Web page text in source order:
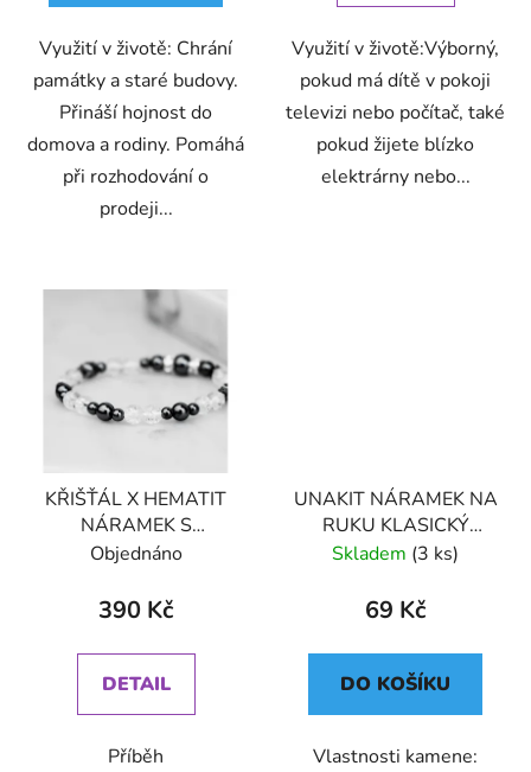
Využití v životě: Chrání
památky a staré budovy.
Přináší hojnost do
domova a rodiny. Pomáhá
při rozhodování o
prodeji...
Využití v životě:Výborný,
pokud má dítě v pokoji
televizi nebo počítač, také
pokud žijete blízko
elektrárny nebo...
KŘIŠŤÁL X HEMATIT
NÁRAMEK S
DEKORACÍ (UNISEX) 6
Objednáno
390 Kč
DETAIL
Příběh
UNAKIT NÁRAMEK NA
RUKU KLASICKÝ
(UNISEX)
Skladem (3 ks)
69 Kč
DO KOŠÍKU
Vlastnosti kamene: